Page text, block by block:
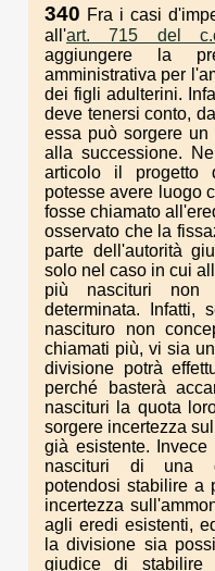
340 Fra i casi
all'art. 715 del
aggiungere la
amministrativa per
dei figli adulterini.
deve tenersi conto,
essa può sorgere un
alla successione.
articolo il progetto
potesse avere luogo
fosse chiamato
osservato che la
parte dell'autorità
solo nel caso in cui
più nascituri non
determinata. Infatti,
nascituro non
chiamati più, vi sia
divisione potrà
perché basterà
nascituri la quota
sorgere incertezza
già esistente.
nascituri di una
potendosi stabilire a
incertezza
agli eredi esistenti,
la divisione sia
giudice di